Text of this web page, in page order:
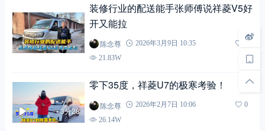
装修行业的配送能手张师傅说祥菱V5好
开又能拉
陈念尊 2026年3月9日 10:35
0
21.83W
3分28
零下35度，祥菱U7的极寒考验！
陈念尊 2026年2月7日 10:06
0
26.14W